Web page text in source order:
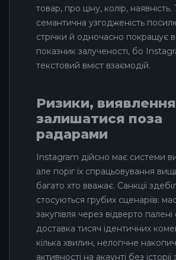
товар, про ціну, колір, наявність.
семантична узгодженість
стрічки й одночасно покращує
показник залученості, бо
текстовий вміст взаємодій.
Ризики, виявлення
залишатися поза
радарами
Instagram дійсно має системи
але поріг їх спрацьовування
багато хто вважає. Санкції
стосуються грубих сценаріїв:
закупівля через відверто палені
доставка тисяч ідентичних
кілька хвилин, нелогічне
активності на акаунті без історії